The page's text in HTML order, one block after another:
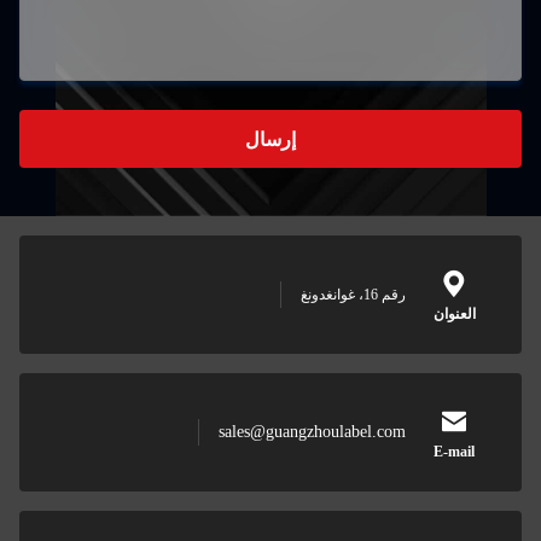
إرسال
العنوان
رقم 16، غوانغدونغ
E-mail
sales@guangzhoulabel.com